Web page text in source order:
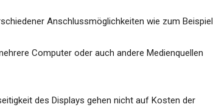
Anschlussmöglichkeiten wie zum Beispiel
Computer oder auch andere Medienquellen
des Displays gehen nicht auf Kosten der